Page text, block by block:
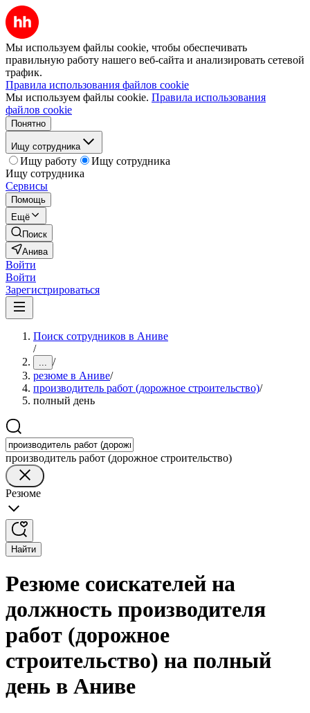
Мы используем файлы cookie, чтобы обеспечивать
правильную работу нашего веб-сайта и анализировать сетевой
трафик.
Правила использования файлов cookie
Мы используем файлы cookie. Правила использования
файлов cookie
Понятно
Ищу сотрудника
Ищу работу
Ищу сотрудника
Ищу сотрудника
Сервисы
Помощь
Ещё
Поиск
Анива
Войти
Войти
Зарегистрироваться
Поиск сотрудников в Аниве
/
... /
резюме в Аниве/
производитель работ (дорожное строительство)/
полный день
производитель работ (дорожное строительство)
Резюме
Найти
Резюме соискателей на
должность производителя
работ (дорожное
строительство) на полный
день в Аниве